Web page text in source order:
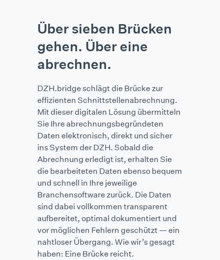
Über sieben Brücken
gehen. Über eine
abrechnen.
DZH.bridge schlägt die Brücke zur
effizienten Schnittstellenabrechnung.
Mit dieser digitalen Lösung übermitteln
Sie Ihre abrechnungsbegründeten
Daten elektronisch, direkt und sicher
ins System der DZH. Sobald die
Abrechnung erledigt ist, erhalten Sie
die bearbeiteten Daten ebenso bequem
und schnell in Ihre jeweilige
Branchensoftware zurück. Die Daten
sind dabei vollkommen transparent
aufbereitet, optimal dokumentiert und
vor möglichen Fehlern geschützt — ein
nahtloser Übergang. Wie wir’s gesagt
haben: Eine Brücke reicht.